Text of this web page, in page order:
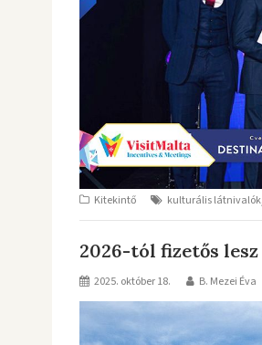
Kitekintő kulturális látnivalók
2026-tól fizetős
2025. október 18. B. Mezei Éva